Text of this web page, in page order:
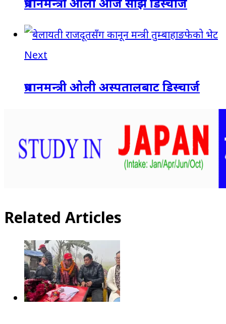
Next
प्रधानमन्त्री ओली अस्पतालबाट डिस्चार्ज
Related Articles